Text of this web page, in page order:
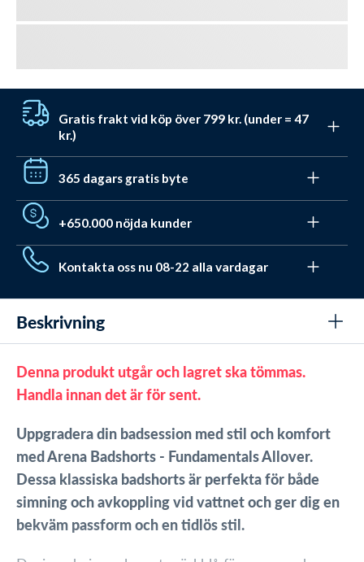
Gratis frakt vid köp över 799 kr. (under = 47
kr.)
DHL/ Postnord vid beställningar över 799 kr. Under det
365 dagars gratis byte
/ få tillgodobevis. Och det ärhelt gratis genom vårt
+650.000 nöjda kunder
badkläder. De har gett en Trustpilot score på 4,7 av 5,0.
Kontakta oss nu 08-22 alla vardagar
Vi älskar att hjälpa. Därför sitter vi redo Måndag-Fredag
från kl. 08 till 22
Beskrivning
Denna produkt utgår och lagret ska tömmas.
Handla innan det är för sent.
Uppgradera din badsession med stil och komfort
med Arena Badshorts - Fundamentals Allover.
Dessa klassiska badshorts är perfekta för både
simning och avkoppling vid vattnet och ger dig en
bekväm passform och en tidlös stil.